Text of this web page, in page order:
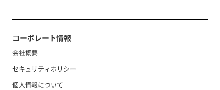
コーポレート情報
会社概要
セキュリティポリシー
個人情報について